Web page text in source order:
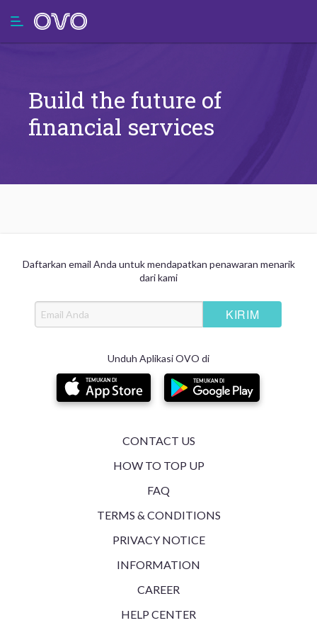
Build the future of
financial services
Daftarkan email Anda untuk mendapatkan penawaran menarik
dari kami
Unduh Aplikasi OVO di
CONTACT US
HOW TO TOP UP
FAQ
TERMS & CONDITIONS
PRIVACY NOTICE
INFORMATION
CAREER
HELP CENTER